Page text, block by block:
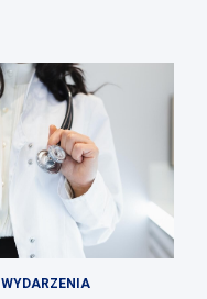
WYDARZENIA